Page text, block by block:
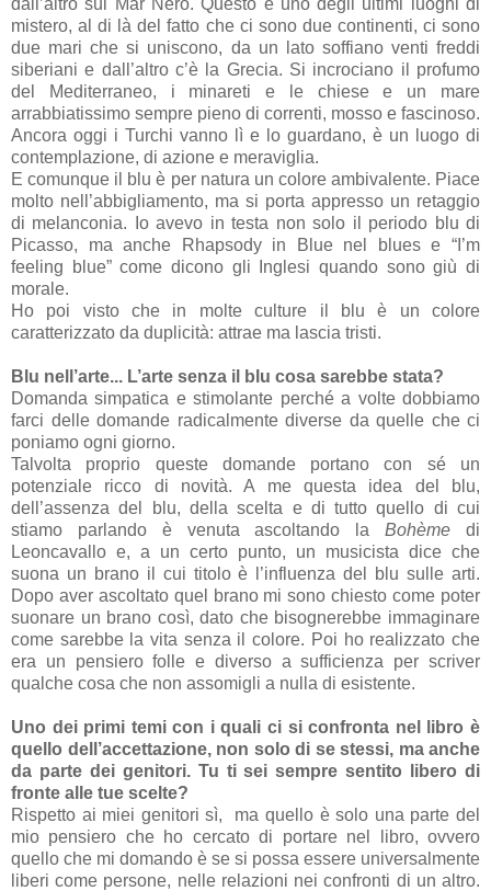
mistero, al di là del fatto che ci sono due continenti, ci sono
due mari che si uniscono, da un lato soffiano venti freddi
siberiani e dall’altro c’è la Grecia. Si incrociano il profumo
del Mediterraneo, i minareti e le chiese e un mare
arrabbiatissimo sempre pieno di correnti, mosso e fascinoso.
Ancora oggi i Turchi vanno lì e lo guardano, è un luogo di
contemplazione, di azione e meraviglia.
E comunque il blu è per natura un colore ambivalente. Piace
molto nell’abbigliamento, ma si porta appresso un retaggio
di melanconia. Io avevo in testa non solo il periodo blu di
Picasso, ma anche Rhapsody in Blue nel blues e “I’m
feeling blue” come dicono gli Inglesi quando sono giù di
morale.
Ho poi visto che in molte culture il blu è un colore
caratterizzato da duplicità: attrae ma lascia tristi.
Blu nell’arte... L’arte senza il blu cosa sarebbe stata?
Domanda simpatica e stimolante perché a volte dobbiamo
farci delle domande radicalmente diverse da quelle che ci
poniamo ogni giorno.
Talvolta proprio queste domande portano con sé un
potenziale ricco di novità. A me questa idea del blu,
dell’assenza del blu, della scelta e di tutto quello di cui
stiamo parlando è venuta ascoltando laBohème di
Leoncavallo e, a un certo punto, un musicista dice che
suona un brano il cui titolo è l’influenza del blu sulle arti.
Dopo aver ascoltato quel brano mi sono chiesto come poter
suonare un brano così, dato che bisognerebbe immaginare
come sarebbe la vita senza il colore. Poi ho realizzato che
era un pensiero folle e diverso a sufficienza per scriver
qualche cosa che non assomigli a nulla di esistente.
Uno dei primi temi con i quali ci si confronta nel libro è
quello dell’accettazione, non solo di se stessi, ma anche
da parte dei genitori. Tu ti sei sempre sentito libero di
fronte alle tue scelte?
Rispetto ai miei genitori sì, ma quello è solo una parte del
mio pensiero che ho cercato di portare nel libro, ovvero
quello che mi domando è se si possa essere universalmente
liberi come persone, nelle relazioni nei confronti di un altro.